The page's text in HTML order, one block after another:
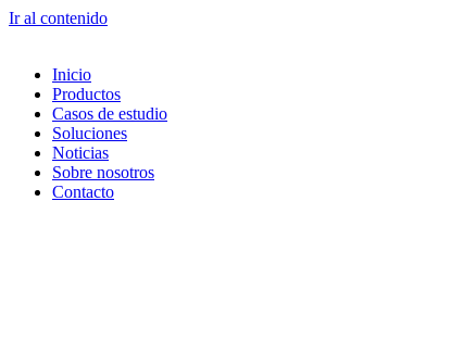
Ir al contenido
Inicio
Productos
Casos de estudio
Soluciones
Noticias
Sobre nosotros
Contacto